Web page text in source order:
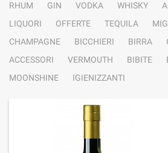
RHUM GIN VODKA WHISKY
LIQUORI
OFFERTE TEQUILA
CHAMPAGNE
BICCHIERI BIRRA
ACCESSORI
VERMOUTH BIBITE
MOONSHINE
IGIENIZZANTI